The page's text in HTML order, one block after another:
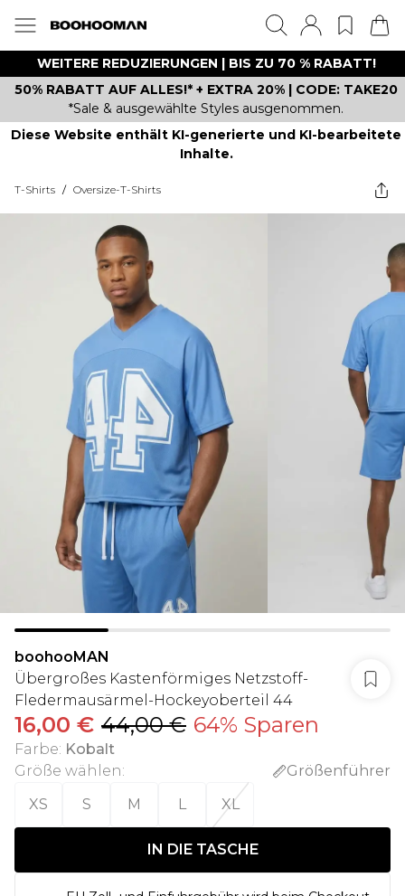
WEITERE REDUZIERUNGEN | BIS ZU 70 % RABATT!
50% RABATT AUF ALLES!* + EXTRA 20% | CODE: TAKE20
*Sale & ausgewählte Styles ausgenommen.
Diese Website enthält KI-generierte und KI-bearbeitete
Inhalte.
T-Shirts / Oversize-T-Shirts
boohooMAN
Übergroßes Kastenförmiges Netzstoff-
Fledermausärmel-Hockeyoberteil 44
16,00 € 44,00 € 64% Sparen
Farbe: Kobalt
Größe wählen:
Größenführer
XS
S M L XL
IN DIE TASCHE